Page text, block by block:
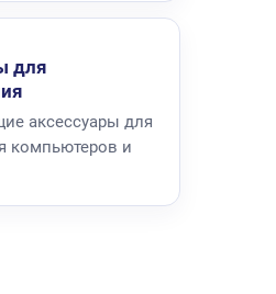
для
аксессуары для
компьютеров и